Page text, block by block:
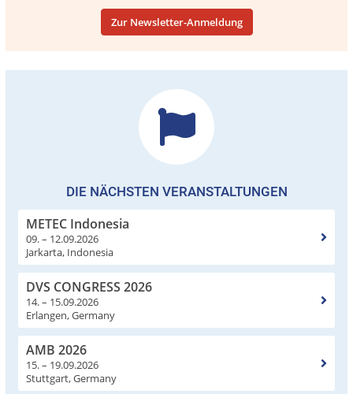
Zur Newsletter-Anmeldung
DIE NÄCHSTEN VERANSTALTUNGEN
METEC Indonesia
09. – 12.09.2026
Jarkarta, Indonesia
DVS CONGRESS 2026
14. – 15.09.2026
Erlangen, Germany
AMB 2026
15. – 19.09.2026
Stuttgart, Germany